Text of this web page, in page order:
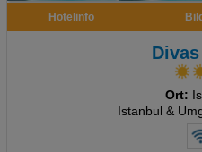
Hotelinfo
Divas
Ort:
Istanbul &